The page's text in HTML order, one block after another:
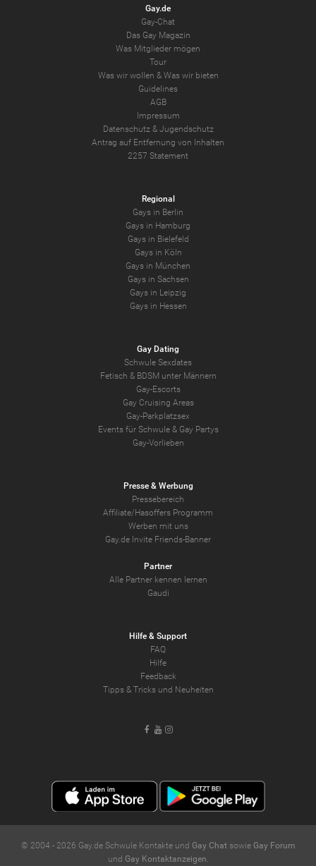
Gay.de
Gay-Chat
Das Gay Magazin
Was Mitglieder mögen
Tour
Was wir wollen & Was wir bieten
Guidelines
AGB
Impressum
Datenschutz & Jugendschutz
Antrag auf Entfernung von Inhalten
2257 Statement
Regional
Gays in Berlin
Gays in Hamburg
Gays in Bielefeld
Gays in Köln
Gays in München
Gays in Sachsen
Gays in Leipzig
Gays in Hessen
Gay Dating
Schwule Sexdates
Fetisch & BDSM unter Männern
Gay-Escorts
Gay Cruising Areas
Gay-Parkplatzsex
Events für Schwule & Gay Partys
Gay-Vorlieben
Presse & Werbung
Pressebereich
Affiliate/Hasoffers Programm
Werben mit uns
Gay.de Invite Friends-Banner
Partner
Alle Partner kennen lernen
Gaudi
Hilfe & Support
FAQ
Hilfe
Feedback
Tipps & Tricks und Neuheiten
Facebook
YoutubeInstagram
© 2004 - 2026 Gay.de Schwule Kontakte und Gay Chatsowie Gay Forum
und Gay Kontaktanzeigen.